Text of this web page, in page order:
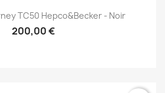
TC50 Hepco&Becker - Noir
200,00 €